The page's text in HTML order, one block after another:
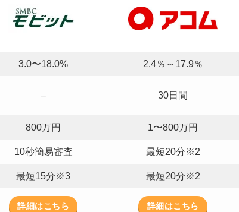
3.0〜18.0% 2.4％～17.9％
– 30日間
800万円 1〜800万円
10秒簡易審査 最短20分※2
最短15分※3 最短20分※2
詳細はこちら 詳細はこちら